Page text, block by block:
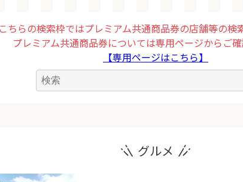
こちらの検索枠ではプレミアム共通商品券の店舗等の検
プレミアム共通商品券については専用ページからご確
【専用ページはこちら】
グルメ